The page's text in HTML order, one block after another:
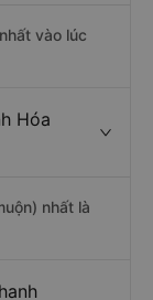
vào lúc
Hóa
nhất là